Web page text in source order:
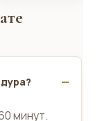
минут.